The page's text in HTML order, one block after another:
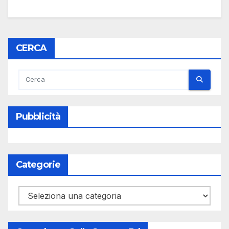
CERCA
Pubblicità
Categorie
Categorie